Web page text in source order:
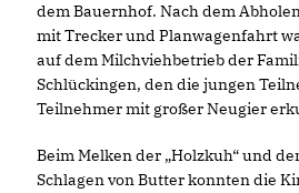
dem Bauernhof. Nach dem
mit Trecker und Planwagenfahrt
auf dem Milchviehbetrieb der
Schlückingen, den die jungen
Teilnehmer mit großer Neugier
Beim Melken der „Holzkuh“ und
Schlagen von Butter konnten die